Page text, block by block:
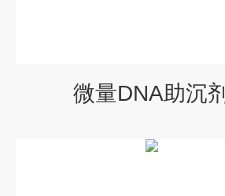
微量DNA助沉剂